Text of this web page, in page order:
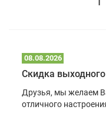
08.08.2026
Скидка
Друзья, мы желаем
отличного